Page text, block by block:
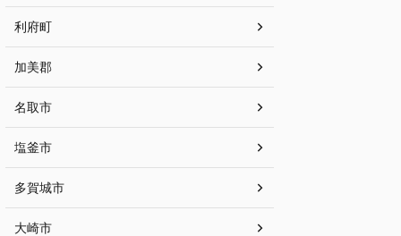
利府町
加美郡
名取市
塩釜市
多賀城市
大崎市